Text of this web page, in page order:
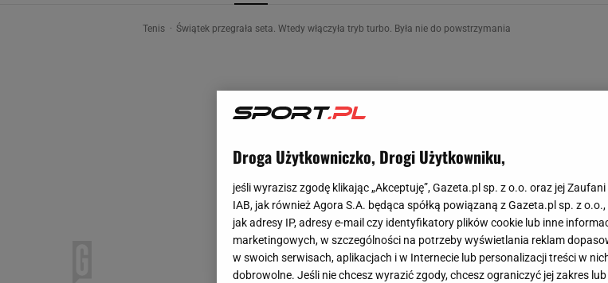
Tenis Świątek przegrała seta. Wtedy włączyła tryb turbo. Była nie do powstrzymania
Droga Użytkowniczko, Drogi Użytkowniku,
jeśli wyrazisz zgodę klikając „Akceptuję”, Gazeta.pl sp. z o.o. oraz jej
IAB, jak również Agora S.A. będąca spółką powiązaną z Gazeta.pl sp. z
jak adresy IP, adresy e-mail czy identyfikatory plików cookie lub inne
marketingowych, w szczególności na potrzeby wyświetlania reklam
w swoich serwisach, aplikacjach i w Internecie lub personalizacji treści w
dobrowolne. Jeśli nie chcesz wyrazić zgody, chcesz ograniczyć jej zakres